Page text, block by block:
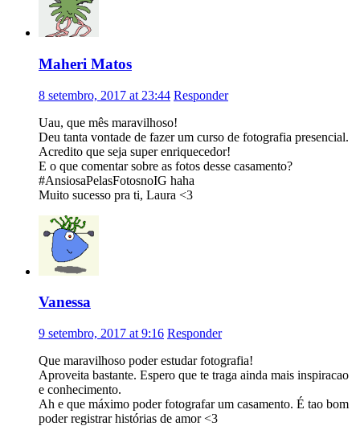
Maheri Matos
8 setembro, 2017 at 23:44 Responder
Uau, que mês maravilhoso!
Deu tanta vontade de fazer um curso de fotografia presencial.
Acredito que seja super enriquecedor!
E o que comentar sobre as fotos desse casamento?
#AnsiosaPelasFotosnoIG haha
Muito sucesso pra ti, Laura <3
Vanessa
9 setembro, 2017 at 9:16 Responder
Que maravilhoso poder estudar fotografia!
Aproveita bastante. Espero que te traga ainda mais inspiracao
e conhecimento.
Ah e que máximo poder fotografar um casamento. É tao bom
poder registrar histórias de amor <3